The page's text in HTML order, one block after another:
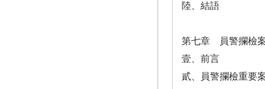
陸、結語
第七章 員警攔檢
壹、前言
貳、員警攔檢重要